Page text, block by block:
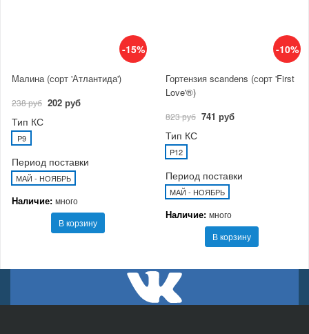
-15%
Малина (сорт 'Атлантида')
238 руб 202 руб
Тип КС
P9
Период поставки
МАЙ - НОЯБРЬ
Наличие: много
В корзину
-10%
Гортензия scandens (сорт 'First
Love'®)
823 руб 741 руб
Тип КС
P12
Период поставки
МАЙ - НОЯБРЬ
Наличие: много
В корзину